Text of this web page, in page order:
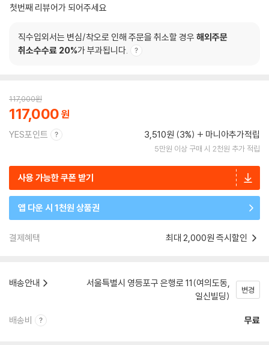
첫번째 리뷰어가 되어주세요
직수입외서는 변심/착오로 인해 주문을 취소할 경우 해외주문
취소수수료 20%가 부과됩니다.
117,000원
117,000
YES포인트 3,510원 (3%) 마니아추가적립
5만원 이상 구매 시 2천원 추가 적립
사용 가능한 쿠폰 받기
앱 다운 시 1천원 상품권
결제혜택 최대 2,000원 즉시할인
배송안내
서울특별시 영등포구 은행로 11(여의도동,
일신빌딩)
변경
배송비 무료